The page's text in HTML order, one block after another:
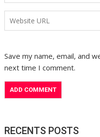
Save my name, email, and
next time I comment.
RECENTS POSTS